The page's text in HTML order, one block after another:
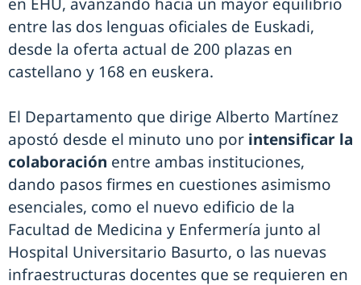
entre las dos lenguas oficiales de Euskadi,
desde la oferta actual de 200 plazas en
castellano y 168 en euskera.
El Departamento que dirige Alberto Martínez
apostó desde el minuto uno por intensificar la
colaboración entre ambas instituciones,
dando pasos firmes en cuestiones asimismo
esenciales, como el nuevo edificio de la
Facultad de Medicina y Enfermería junto al
Hospital Universitario Basurto, o las nuevas
infraestructuras docentes que se requieren en